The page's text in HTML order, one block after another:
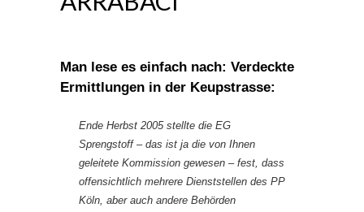
Man lese es einfach nach: Verdeckte
Ermittlungen in der Keupstrasse:
Ende Herbst 2005 stellte die EG
Sprengstoff – das ist ja die von Ihnen
geleitete Kommission gewesen – fest, dass
offensichtlich mehrere Dienststellen des PP
Köln, aber auch andere Behörden